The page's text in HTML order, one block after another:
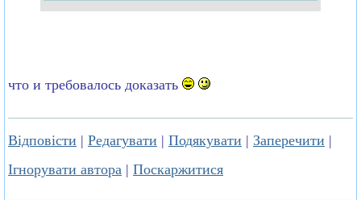
что и требовалось доказать
Відповісти | Редагувати | Подякувати | Заперечити |
Ігнорувати автора | Поскаржитися